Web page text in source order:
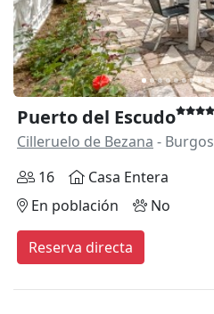
Puerto del Escudo
Cilleruelo de Bezana - Burgos
16
Casa Entera
En población
No
Reserva directa